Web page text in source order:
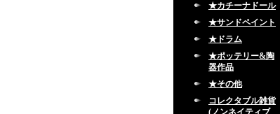
★カチーナドール
★サンドペイント
★ドラム
★ポッテリー&陶
器作品
★その他
コレクタブル雑貨
(ノンネイティブ